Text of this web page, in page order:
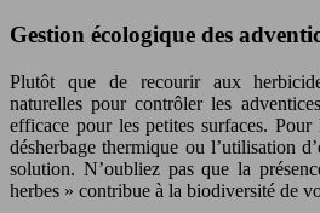
Gestion écologique des
Plutôt que de recourir aux
naturelles pour contrôler les
efficace pour les petites surfaces. Pour
désherbage thermique ou l’utilisation
solution. N’oubliez pas que la
herbes » contribue à la biodiversité de